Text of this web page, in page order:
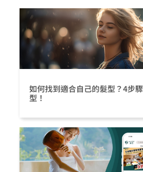
如何找到適合自己的髮型？4步
型！